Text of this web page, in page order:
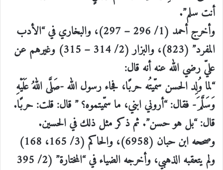
أنت سلم”.
وأخرج أحمد (1/ 296 – 297)، والبخاري في “الأدب
المفرد” (823)، والبزار (2/ 314 – 315) وغيرهم عن
عليّ رضي الله عنه أنه قال:
“لما وُلِد الحسن سمّيتُه حربًا، فجاء رسول الله -صَلَّى اللهُ عَلَيْهِ
وَسَلَّمَ- فقال: “أروني ابني، ما سمّيتموه؟ ” قال: قلت: حربًا.
قال: “بل هو حسن”. ثم ذكر مثل ذلك في الحسين.
وصححه ابن حبان (6958)، والحاكم (3/ 165، 168)
ولم يتعقبه الذهبي، وأخرجه الضياء في “المختارة” (2/ 395